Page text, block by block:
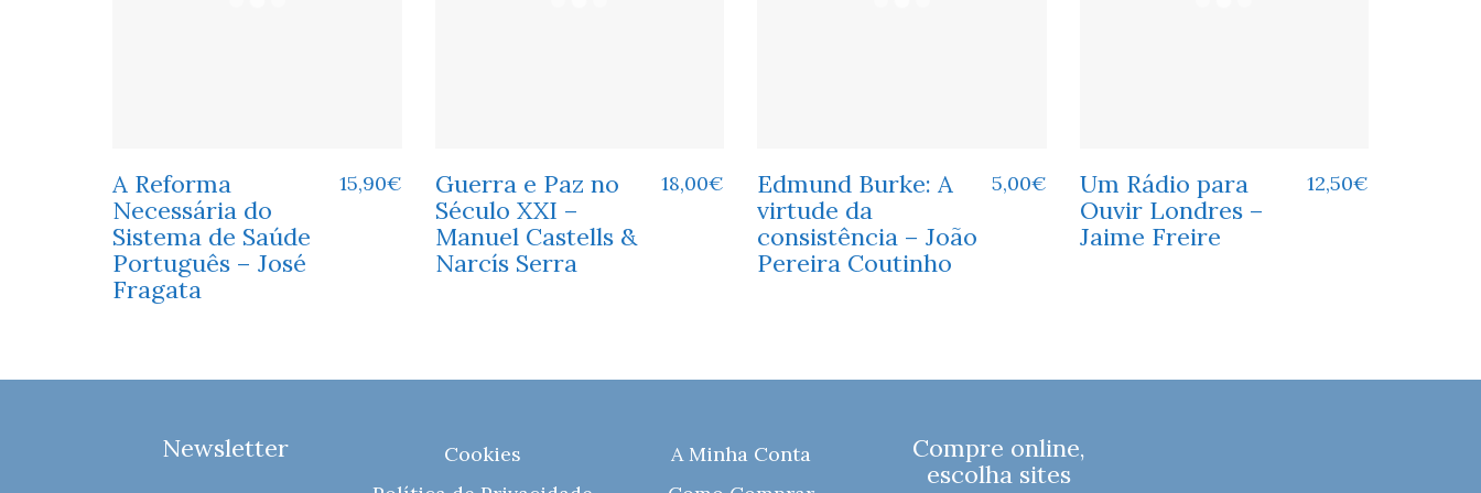
A Reforma
Necessária do
Sistema de Saúde
Português – José
Fragata
15,90€
Guerra e Paz no
Século XXI –
Manuel Castells &
Narcís Serra
18,00€
Edmund Burke: A
virtude da
consistência – João
Pereira Coutinho
5,00€
Um Rádio para
Ouvir Londres –
Jaime Freire
12,50€
Newsletter
Cookies
A Minha Conta
Compre online,
escolha sites